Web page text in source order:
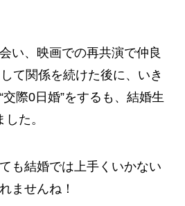
い、映画での再共演で仲良
て関係を続けた後に、いき
際0日婚”をするも、結婚生
た。
も結婚では上手くいかない
ませんね！